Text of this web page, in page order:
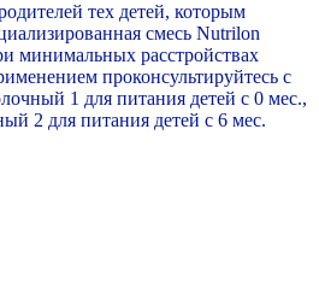
тех детей, которым
смесь Nutrilon
минимальных расстройствах
проконсультируйтесь с
1 для питания детей с 0 мес.,
2 для питания детей с 6 мес.